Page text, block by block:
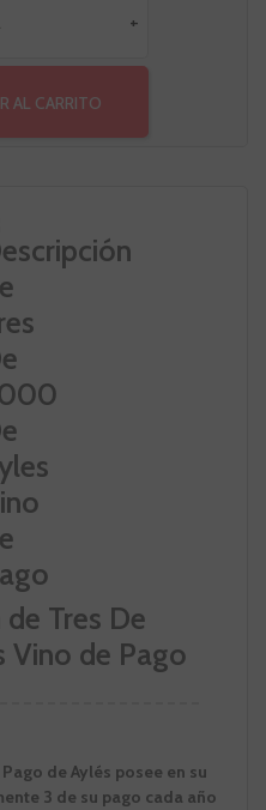
+
AL CARRITO
Tres De
de Pago
de Aylés posee en su
3 de su pago cada año